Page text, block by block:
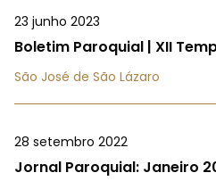
23 junho 2023
Boletim Paroquial | XII
São José de São Lázaro
28 setembro 2022
Jornal Paroquial: Janeiro